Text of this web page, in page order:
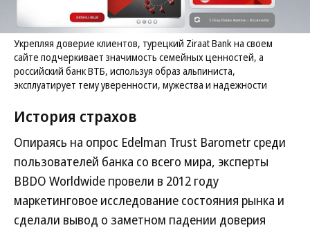
Укрепляя доверие клиентов, турецкий Ziraat Bank на своем
сайте подчеркивает значимость семейных ценностей, а
российский банк ВТБ, используя образ альпиниста,
эксплуатирует тему уверенности, мужества и надежности
История страхов
Опираясь на опрос Edelman Trust Barometr среди
пользователей банка со всего мира, эксперты
BBDO Worldwide провели в 2012 году
маркетинговое исследование состояния рынка и
сделали вывод о заметном падении доверия